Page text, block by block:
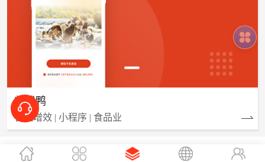
临武鸭
管理增效 | 小程序 | 食品业